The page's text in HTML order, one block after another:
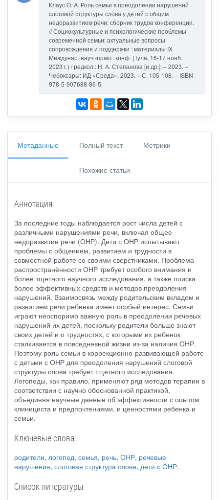
Клаус О. А. Роль семьи в преодолении нарушений
слоговой структуры слова у детей с общим
недоразвитием речи: сборник трудов конференции.
// Социокультурные и психологические проблемы
современной семьи: актуальные вопросы
сопровождения и поддержки : материалы IX
Междунар. науч.-практ. конф. (Тула, 16-17 нояб.
2023 г.) / редкол.: Н. А. Степанова [и др.]. – 2023. –
Чебоксары: ИД «Среда», 2023. – С. 105-108. – ISBN
978-5-907688-86-5.
Метаданные Полный текст Метрики
Похожие статьи
Аннотация
За последние годы наблюдается рост числа детей с
различными нарушениями речи, включая общее
недоразвитие речи (ОНР). Дети с ОНР испытывают
проблемы с общением, развитием и трудности в
совместной работе со своими сверстниками. Проблема
распространённости ОНР требует особого внимания и
более тщетного научного исследования, а также поиска
более эффективных средств и методов преодоления
нарушений. Взаимосвязь между родительским вкладом и
развитием речи ребенка имеет особый интерес. Семьи
играют неоспоримо важную роль в преодолении речевых
нарушений их детей, поскольку родители больше знают
своих детей и о трудностях, с которыми их ребенок
сталкивается в повседневной жизни из-за наличия ОНР.
Поэтому роль семьи в коррекционно-развивающей работе
с детьми с ОНР для преодоления нарушений слоговой
структуры слова требует тщетного исследования.
Логопеды, как правило, применяют ряд методов терапии в
соответствии с научно обоснованной практикой,
объединяя научные данные об эффективности с опытом
клинициста и предпочтениями, и ценностями ребенка и
семьи.
Ключевые слова
родители, логопед, семья, речь, ОНР, речевые
нарушения, слоговая структура слова, дети с ОНР.
Список литературы